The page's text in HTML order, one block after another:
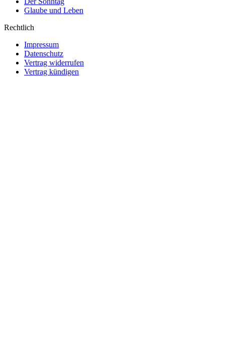
Glaube und Leben
Rechtlich
Impressum
Datenschutz
Vertrag widerrufen
Vertrag kündigen